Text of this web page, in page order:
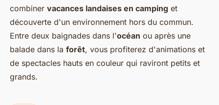
combiner vacances landaises en camping et
découverte d'un environnement hors du commun.
Entre deux baignades dans l'océan ou après une
balade dans la forêt, vous profiterez d'animations et
de spectacles hauts en couleur qui raviront petits et
grands.